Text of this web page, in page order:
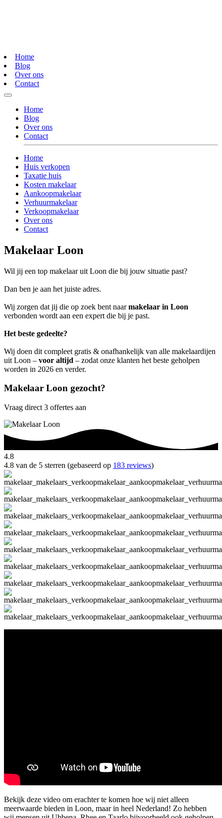
Home
Blog
Over ons
Contact
Home
Blog
Over ons
Contact
Home
Huis verkopen
Taxatie huis
Kosten makelaar
Aankoopmakelaar
Verhuurmakelaar
Verkoopmakelaar
Over ons
Contact
Makelaar Loon
Wil jij een top makelaar uit Loon die bij jouw situatie past?
Dan ben je aan het juiste adres.
Wij zorgen dat jij die op zoek bent naarmakelaar in Loon
verbonden wordt aan een expert die bij je past.
Het beste gedeelte?
Wij doen dit compleet gratis & onafhankelijk van alle makelaardijen
uit Loon – voor altijd – zodat onze klanten het beste geholpen
worden in 2026 en verder.
Makelaar Loon gezocht?
Vraag direct 3 offertes aan
4.8
4.8 van de 5 sterren (gebaseerd op 183 reviews)
Bekijk deze video om erachter te komen hoe wij niet alleen
meerwaarde bieden in Loon, maar in heel Nederland! Zo hebben